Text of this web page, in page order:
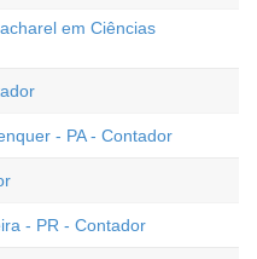
em Ciências
- PA - Contador
- PR - Contador